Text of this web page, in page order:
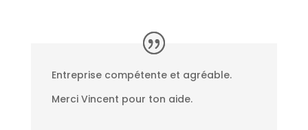
Entreprise compétente et agréable.
Merci Vincent pour ton aide.